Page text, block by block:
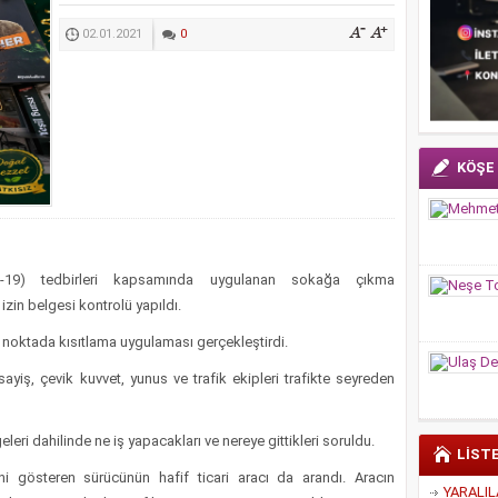
02.01.2021 0
tedbirleri kapsamında uygulanan sokağa çıkma
belgesi kontrolü yapıldı.
kısıtlama uygulaması gerçekleştirdi.
çevik kuvvet, yunus ve trafik ekipleri trafikte seyreden
dahilinde ne iş yapacakları ve nereye gittikleri soruldu.
gösteren sürücünün hafif ticari aracı da arandı. Aracın